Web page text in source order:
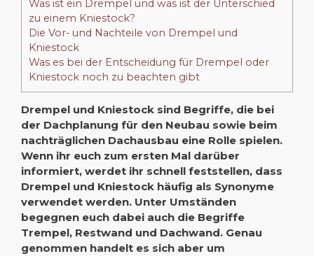
Was ist ein Drempel und was ist der Unterschied
zu einem Kniestock?
Die Vor- und Nachteile von Drempel und
Kniestock
Was es bei der Entscheidung für Drempel oder
Kniestock noch zu beachten gibt
Drempel und Kniestock sind Begriffe, die bei
der Dachplanung für den Neubau sowie beim
nachträglichen Dachausbau eine Rolle spielen.
Wenn ihr euch zum ersten Mal darüber
informiert, werdet ihr schnell feststellen, dass
Drempel und Kniestock häufig als Synonyme
verwendet werden. Unter Umständen
begegnen euch dabei auch die Begriffe
Trempel, Restwand und Dachwand. Genau
genommen handelt es sich aber um